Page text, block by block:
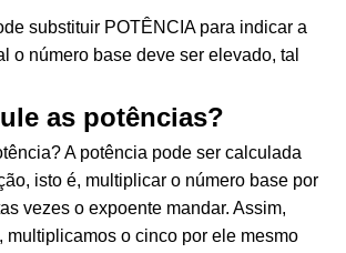
substituir POTÊNCIA para indicar a
o número base deve ser elevado, tal
as potências?
A potência pode ser calculada
isto é, multiplicar o número base por
vezes o expoente mandar. Assim,
multiplicamos o cinco por ele mesmo